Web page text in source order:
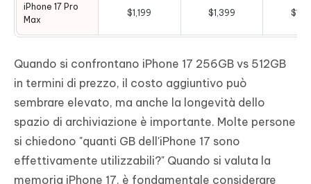
iPhone 17 Pro
Max
$1,199 $1,399
Quando si confrontano iPhone 17 256GB vs 512GB
in termini di prezzo, il costo aggiuntivo può
sembrare elevato, ma anche la longevità dello
spazio di archiviazione è importante. Molte persone
si chiedono "quanti GB dell'iPhone 17 sono
effettivamente utilizzabili?" Quando si valuta la
memoria iPhone 17, è fondamentale considerare